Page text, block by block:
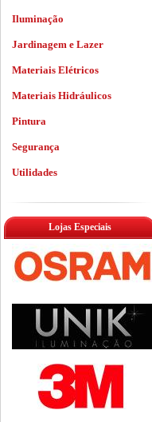
Iluminação
Jardinagem e Lazer
Materiais Elétricos
Materiais Hidráulicos
Pintura
Segurança
Utilidades
Lojas Especiais